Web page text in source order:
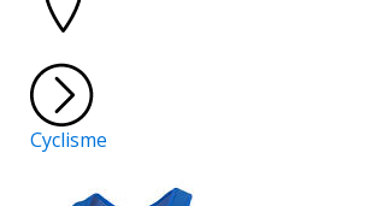
Cyclisme